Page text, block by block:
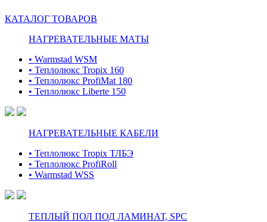
КАТАЛОГ ТОВАРОВ
НАГРЕВАТЕЛЬНЫЕ МАТЫ
• Warmstad WSM
• Теплолюкс Tropix 160
• Теплолюкс ProfiMat 180
• Теплолюкс Liberte 150
НАГРЕВАТЕЛЬНЫЕ КАБЕЛИ
• Теплолюкс Tropix ТЛБЭ
• Теплолюкс ProfiRoll
• Warmstad WSS
ТЕПЛЫЙ ПОЛ ПОД ЛАМИНАТ, SPC